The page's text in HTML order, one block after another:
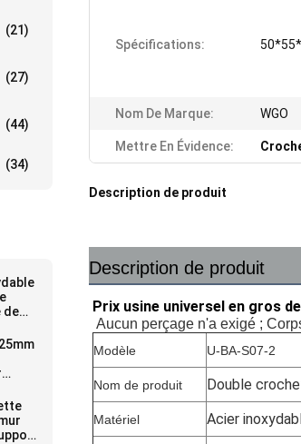
(21)
(27)
(44)
(34)
de
de
Spécifications:
Nom De Marque: WGO
Mettre En Évidence:
Description de produit
Description de produit
Prix usine universel en gros
Aucun perçage n'a exigé ;
Modèle U-BA-S07-2
Nom de produit Double
Matériel Acier